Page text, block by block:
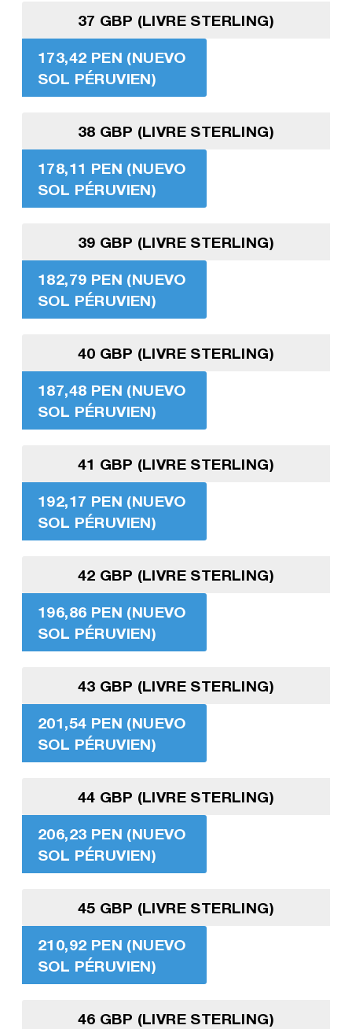
37 GBP (LIVRE STERLING)
173,42 PEN (NUEVO
SOL PÉRUVIEN)
38 GBP (LIVRE STERLING)
178,11 PEN (NUEVO
SOL PÉRUVIEN)
39 GBP (LIVRE STERLING)
182,79 PEN (NUEVO
SOL PÉRUVIEN)
40 GBP (LIVRE STERLING)
187,48 PEN (NUEVO
SOL PÉRUVIEN)
41 GBP (LIVRE STERLING)
192,17 PEN (NUEVO
SOL PÉRUVIEN)
42 GBP (LIVRE STERLING)
196,86 PEN (NUEVO
SOL PÉRUVIEN)
43 GBP (LIVRE STERLING)
201,54 PEN (NUEVO
SOL PÉRUVIEN)
44 GBP (LIVRE STERLING)
206,23 PEN (NUEVO
SOL PÉRUVIEN)
45 GBP (LIVRE STERLING)
210,92 PEN (NUEVO
SOL PÉRUVIEN)
46 GBP (LIVRE STERLING)